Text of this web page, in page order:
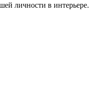
личности в интерьере.